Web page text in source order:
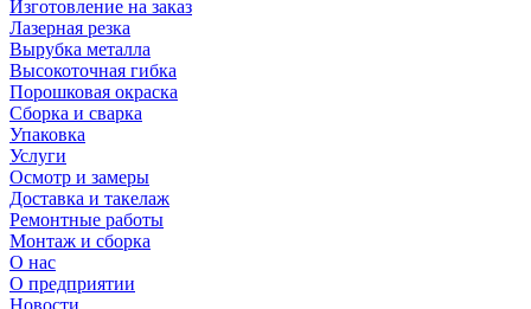
Изготовление на заказ
Лазерная резка
Вырубка металла
Высокоточная гибка
Порошковая окраска
Сборка и сварка
Упаковка
Услуги
Осмотр и замеры
Доставка и такелаж
Ремонтные работы
Монтаж и сборка
О нас
О предприятии